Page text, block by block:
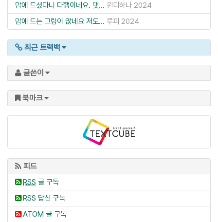
맘에 드셨다니 다행이네요. 댓... 윈디하나 2024
맘에 드는 그림이 많네요 저도... 루피 2024
최근 트랙백
글쓴이
북마크
피드
RSS 글 구독
RSS 답신 구독
ATOM 글 구독